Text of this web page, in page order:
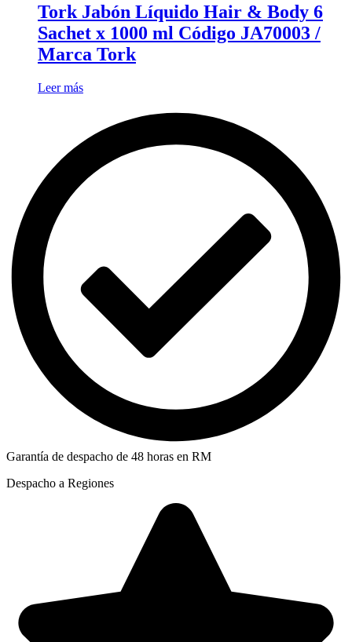
Tork Jabón Líquido Hair & Body 6
Sachet x 1000 ml Código JA70003 /
Marca Tork
Leer más
Garantía de despacho de 48 horas en RM
Despacho a Regiones